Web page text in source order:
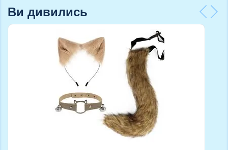
Ви дивились